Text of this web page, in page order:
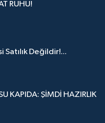
RUHU!
Satılık Değildir!...
KAPIDA: ŞİMDİ HAZIRLIK